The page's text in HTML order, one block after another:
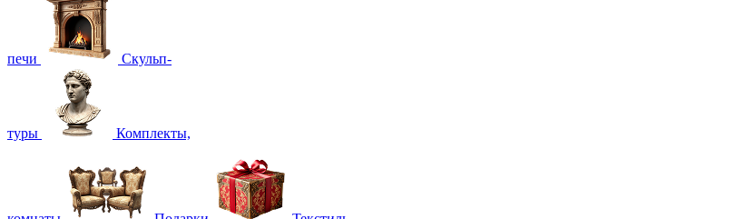
печи Скульп-
туры Комплекты,